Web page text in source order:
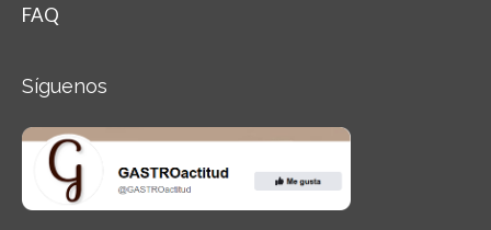
FAQ
Síguenos